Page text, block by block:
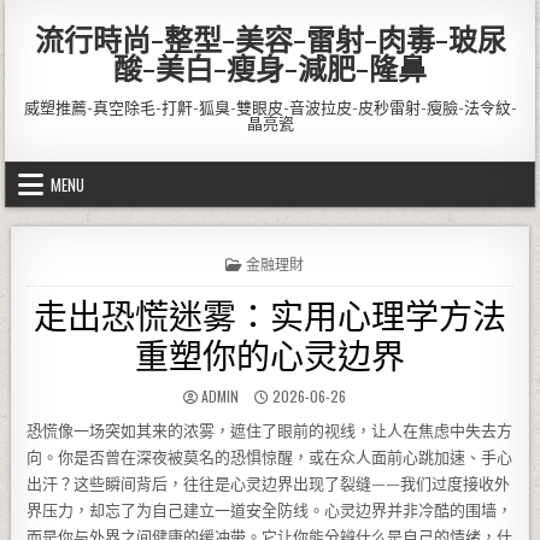
流行時尚-整型-美容-雷射-肉毒-玻尿
酸-美白-瘦身-減肥-隆鼻
威塑推薦-真空除毛-打鼾-狐臭-雙眼皮-音波拉皮-皮秒雷射-瘦臉-法令紋-
晶亮瓷
MENU
POSTED IN
金融理財
走出恐慌迷雾：实用心理学方法
重塑你的心灵边界
AUTHOR:
ADMIN PUBLISHED DATE:
2026-06-26
恐慌像一场突如其来的浓雾，遮住了眼前的视线，让人在焦虑中失去方
向。你是否曾在深夜被莫名的恐惧惊醒，或在众人面前心跳加速、手心
出汗？这些瞬间背后，往往是心灵边界出现了裂缝——我们过度接收外
界压力，却忘了为自己建立一道安全防线。心灵边界并非冷酷的围墙，